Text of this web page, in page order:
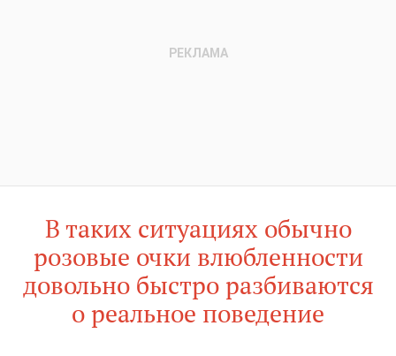
В таких ситуациях обычно
розовые очки влюбленности
довольно быстро разбиваются
о реальное поведение